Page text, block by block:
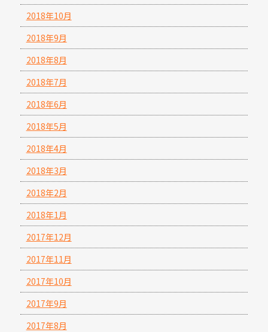
2018年10月
2018年9月
2018年8月
2018年7月
2018年6月
2018年5月
2018年4月
2018年3月
2018年2月
2018年1月
2017年12月
2017年11月
2017年10月
2017年9月
2017年8月